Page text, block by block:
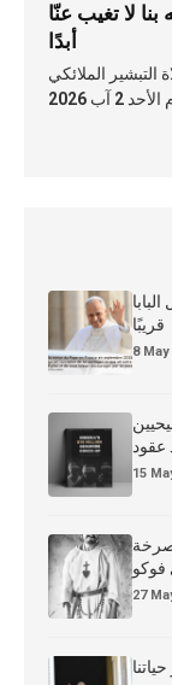
لا تغيب عنّا
أبدًا
التبشير الملائكي
2 آب 2026
قريبًا
8 May
عقود
15
27